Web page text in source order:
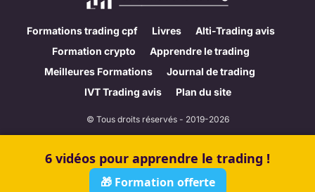
Formations trading cpf Livres
Alti-Trading avis
Formation crypto
Apprendre le trading
Meilleures Formations
Journal de trading
IVT Trading avis
Plan du site
© Tous droits réservés - 2019-2026
Méthodologie d’évaluation
Contact
6 vidéos pour apprendre le trading !
🎁 Formation offerte